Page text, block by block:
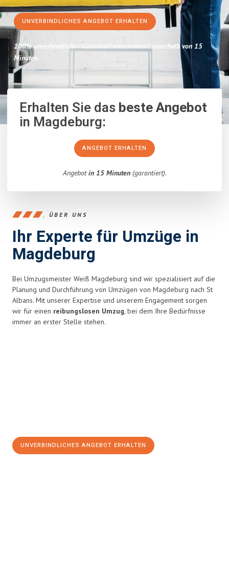
UNVERBINDLICHES ANGEBOT ERHALTEN
100% unverbindlich– Garantiert eine Antwortinnerhalb von 15
Minuten.
Erhalten Sie dasbeste Angebot
in Magdeburg:
ANGEBOT ERHALTEN
Angebotin 15 Minuten(garantiert).
ÜBER UNS
Ihr Experte für Umzüge in
Magdeburg
Bei Umzugsmeister Weiß Magdeburg sind wir spezialisiert auf die
Planung und Durchführung von Umzügen von Magdeburg nach St
Albans. Mit unserer Expertise und unserem Engagement sorgen
wir für einen reibungslosen Umzug, bei dem Ihre Bedürfnisse
immer an erster Stelle stehen.
UNVERBINDLICHES ANGEBOT ERHALTEN